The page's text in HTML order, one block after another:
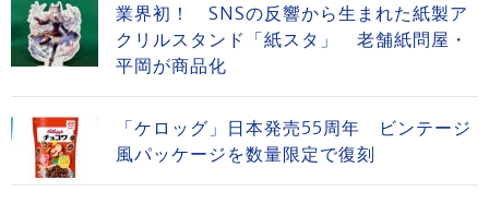
業界初！ SNSの反響から生まれた紙製ア
クリルスタンド「紙スタ」 老舗紙問屋・
平岡が商品化
「ケロッグ」日本発売55周年 ビンテージ
風パッケージを数量限定で復刻